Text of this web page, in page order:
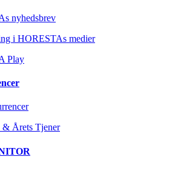
nyhedsbrev
i HORESTAs medier
Play
Årets Tjener